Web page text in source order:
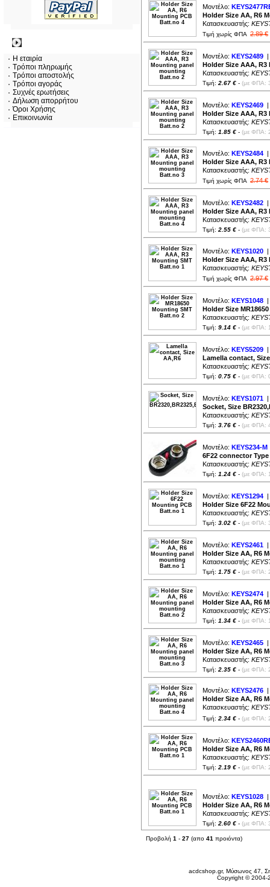
Η εταιρία
Τρόποι πληρωμής
Τρόποι αποστολής
Τρόποι αγοράς
Συχνές ερωτήσεις
Δήλωση απορρήτου
Όροι Χρήσης
Επικοινωνία
Μοντέλο:
Holder Size AA, R6
Κατασκευαστής:
Τιμή χωρίς ΦΠΑ 2.89 €
Μοντέλο: KEYS2489 |
Holder Size AAA,
Κατασκευαστής:
Τιμή: 2.67 € - (με ΦΠΑ:
Μοντέλο: KEYS2469 |
Holder Size AAA,
Κατασκευαστής:
Τιμή: 1.85 € - (με ΦΠΑ:
Μοντέλο: KEYS2484 |
Holder Size AAA,
Κατασκευαστής:
Τιμή χωρίς ΦΠΑ 2.74 €
Μοντέλο: KEYS2482 |
Holder Size AAA,
Κατασκευαστής:
Τιμή: 2.55 € - (με ΦΠΑ:
Μοντέλο: KEYS1020 |
Holder Size AAA,
Κατασκευαστής:
Τιμή χωρίς ΦΠΑ 2.97 €
Μοντέλο: KEYS1048 |
Holder Size
Κατασκευαστής:
Τιμή: 9.14 € - (με ΦΠΑ:
Μοντέλο: KEYS5209 |
Lamella contact,
Κατασκευαστής:
Τιμή: 0.75 € - (με ΦΠΑ:
Μοντέλο: KEYS1071 |
Socket, Size
Κατασκευαστής:
Τιμή: 3.76 € - (με ΦΠΑ:
Μοντέλο: KEYS234-M
6F22 connector
Κατασκευαστής:
Τιμή: 1.24 € - (με ΦΠΑ:
Μοντέλο: KEYS1294 |
Holder Size 6F22
Κατασκευαστής:
Τιμή: 3.02 € - (με ΦΠΑ:
Μοντέλο: KEYS2461 |
Holder Size AA, R6
Κατασκευαστής:
Τιμή: 1.75 € - (με ΦΠΑ:
Μοντέλο: KEYS2474 |
Holder Size AA, R6
Κατασκευαστής:
Τιμή: 1.34 € - (με ΦΠΑ:
Μοντέλο: KEYS2465 |
Holder Size AA, R6
Κατασκευαστής:
Τιμή: 2.35 € - (με ΦΠΑ:
Μοντέλο: KEYS2476 |
Holder Size AA, R6
Κατασκευαστής:
Τιμή: 2.34 € - (με ΦΠΑ:
Μοντέλο:
Holder Size AA, R6
Κατασκευαστής:
Τιμή: 2.19 € - (με ΦΠΑ:
Μοντέλο: KEYS1028 |
Holder Size AA, R6
Κατασκευαστής:
Τιμή: 2.60 € - (με ΦΠΑ:
Προβολή 1 - 27 (απο 41 προιόντα)
acdcshop.gr, Μύσωνος 47,
Copyright ©